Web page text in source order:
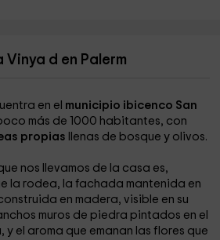
Vinya d en Palerm
en el municipio ibicenco San
más de 1000 habitantes, con
propias llenas de bosque y olivos.
nos llevamos de la casa es,
la rodea, la fachada mantenida en
en madera, visible en su
muros de piedra pintados en el
el aroma que emanan las flores que